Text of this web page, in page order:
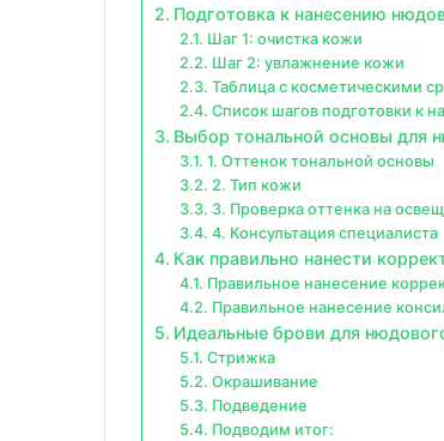
Подготовка к нанесению
Шаг 1: очистка кожи
Шаг 2: увлажнение кожи
Таблица с косметическими
Список шагов подготовки к
Выбор тональной основы для
1. Оттенок тональной основы
2. Тип кожи
3. Проверка оттенка на
4. Консультация специалиста
Как правильно нанести
Правильное нанесение
Правильное нанесение
Идеальные брови для
Стрижка
Окрашивание
Подведение
Подводим итог: